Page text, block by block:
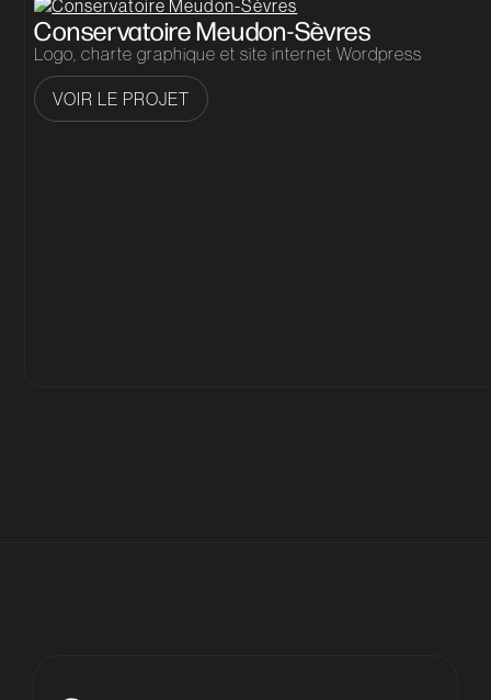
Conservatoire Meudon-Sèvres
Logo, charte graphique et site internet Wordpress
VOIR LE PROJET